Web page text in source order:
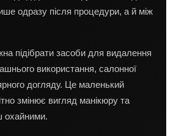
одразу після процедури, а й між
підібрати засоби для видалення
використання, салонної
догляду. Це маленький
змінює вигляд манікюру та
охайними.